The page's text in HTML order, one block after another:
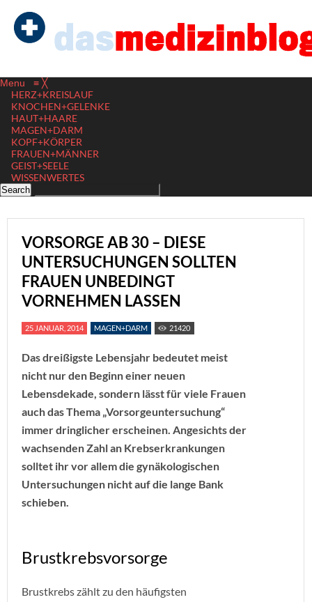
Menu ≡ ╳
HERZ+KREISLAUF
KNOCHEN+GELENKE
HAUT+HAARE
MAGEN+DARM
KOPF+KÖRPER
FRAUEN+MÄNNER
GEIST+SEELE
WISSENWERTES
VORSORGE AB 30 – DIESE
UNTERSUCHUNGEN SOLLTEN
FRAUEN UNBEDINGT
VORNEHMEN LASSEN
25 JANUAR, 2014 MAGEN+DARM 21420
Das dreißigste Lebensjahr bedeutet meist
nicht nur den Beginn einer neuen
Lebensdekade, sondern lässt für viele Frauen
auch das Thema „Vorsorgeuntersuchung“
immer dringlicher erscheinen. Angesichts der
wachsenden Zahl an Krebserkrankungen
solltet ihr vor allem die gynäkologischen
Untersuchungen nicht auf die lange Bank
schieben.
Brustkrebsvorsorge
Brustkrebs zählt zu den häufigsten